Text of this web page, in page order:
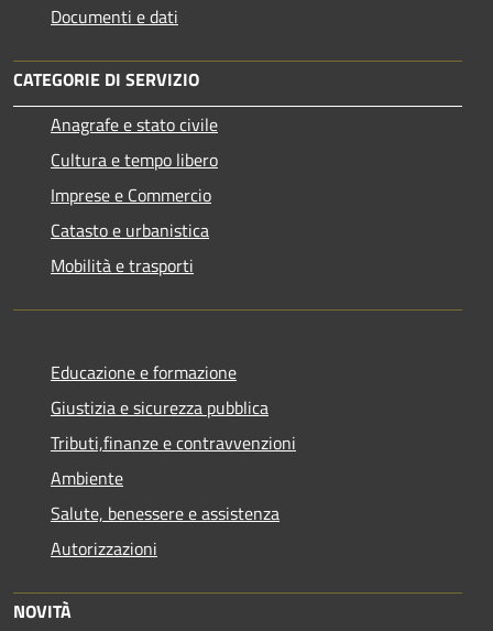
Documenti e dati
CATEGORIE DI SERVIZIO
Anagrafe e stato civile
Cultura e tempo libero
Imprese e Commercio
Catasto e urbanistica
Mobilità e trasporti
Educazione e formazione
Giustizia e sicurezza pubblica
Tributi,finanze e contravvenzioni
Ambiente
Salute, benessere e assistenza
Autorizzazioni
NOVITÀ